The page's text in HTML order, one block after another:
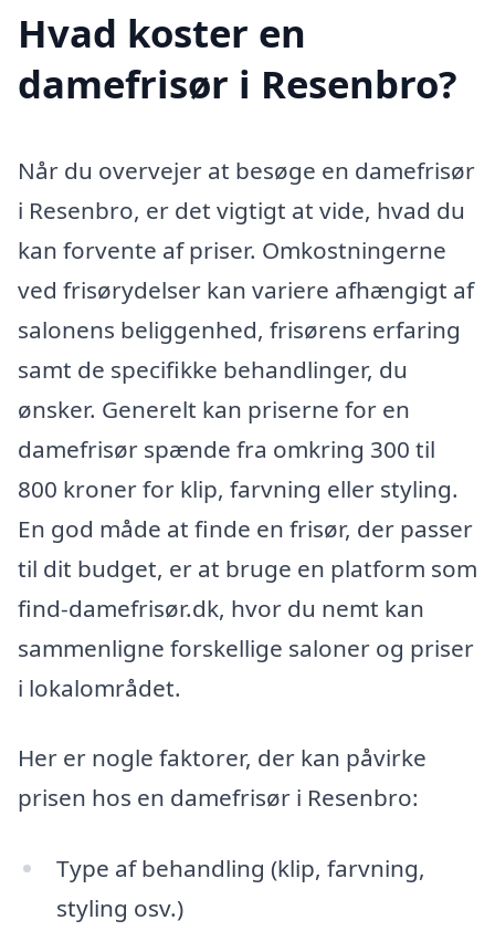
Hvad koster en
damefrisør i Resenbro?
Når du overvejer at besøge en damefrisør
i Resenbro, er det vigtigt at vide, hvad du
kan forvente af priser. Omkostningerne
ved frisørydelser kan variere afhængigt af
salonens beliggenhed, frisørens erfaring
samt de specifikke behandlinger, du
ønsker. Generelt kan priserne for en
damefrisør spænde fra omkring 300 til
800 kroner for klip, farvning eller styling.
En god måde at finde en frisør, der passer
til dit budget, er at bruge en platform som
find-damefrisør.dk, hvor du nemt kan
sammenligne forskellige saloner og priser
i lokalområdet.
Her er nogle faktorer, der kan påvirke
prisen hos en damefrisør i Resenbro:
Type af behandling (klip, farvning,
styling osv.)